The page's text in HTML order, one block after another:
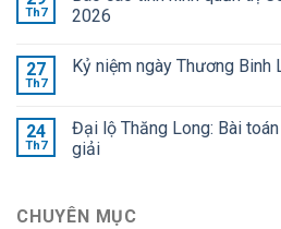
Th7
2026
27
Th7
Kỷ niệm ngày Thương
24
Th7
Đại lộ Thăng Long: Bài
giải
CHUYÊN MỤC